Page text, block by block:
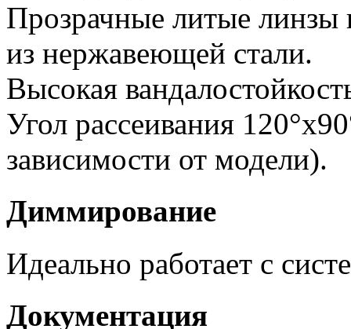
Прозрачные литые линзы
из нержавеющей стали.
Высокая
Угол рассеивания
зависимости от модели).
Диммирование
Идеально работает с
Документация